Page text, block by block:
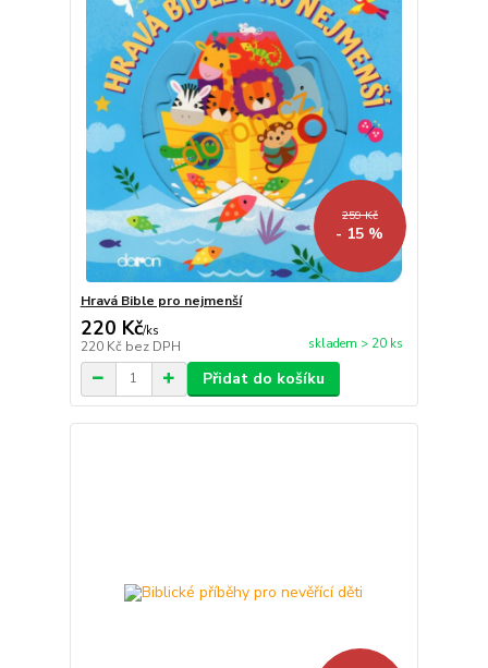
259 Kč
- 15 %
Hravá Bible pro nejmenší
220 Kč/ks
220 Kč bez DPH skladem > 20 ks
Přidat do košíku